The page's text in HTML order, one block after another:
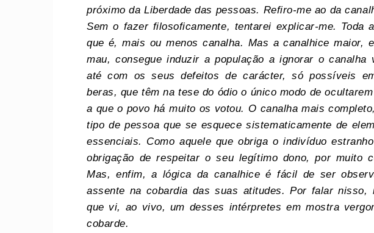
próximo da Liberdade das pessoas. Refiro-me ao da
Sem o fazer filosoficamente, tentarei explicar-me. Toda
que é, mais ou menos canalha. Mas a canalhice maior,
mau, consegue induzir a população a ignorar o canalha
até com os seus defeitos de carácter, só possíveis
beras, que têm na tese do ódio o único modo de
a que o povo há muito os votou. O canalha mais
tipo de pessoa que se esquece sistematicamente de
essenciais. Como aquele que obriga o indivíduo
obrigação de respeitar o seu legítimo dono, por muito
Mas, enfim, a lógica da canalhice é fácil de ser
assente na cobardia das suas atitudes. Por falar nisso,
que vi, ao vivo, um desses intérpretes em mostra
cobarde.